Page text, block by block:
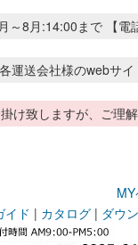
～8月:14:00まで 【
送会社様のwebサイ
致しますが、ご理解
イド | カタログ | ダウ